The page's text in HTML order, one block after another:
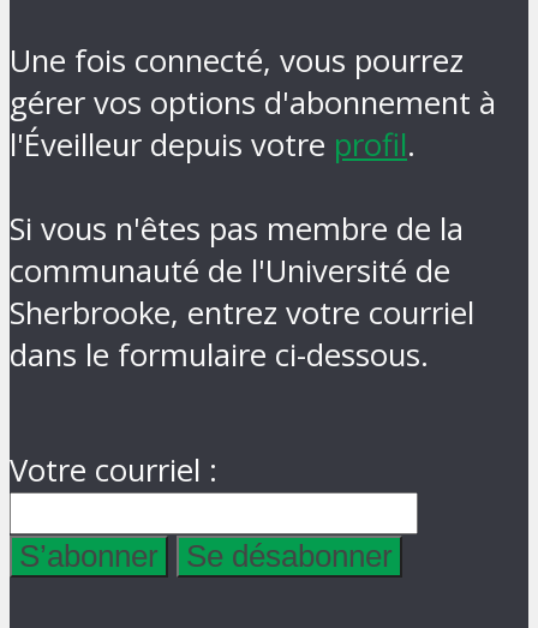
Une fois connecté, vous pourrez
gérer vos options d'abonnement à
l'Éveilleur depuis votre profil.
Si vous n'êtes pas membre de la
communauté de l'Université de
Sherbrooke, entrez votre courriel
dans le formulaire ci-dessous.
Votre courriel :